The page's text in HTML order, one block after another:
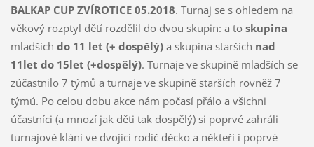
BALKAP CUP ZVÍROTICE 05.2018. Turnaj se s ohledem na
věkový rozptyl dětí rozdělil do dvou skupin: a to skupina
mladších do 11 let (+ dospělý)a skupina starších nad
11let do 15let (+dospělý). Turnaje ve skupině mladších se
zúčastnilo 7 týmů a turnaje ve skupině starších rovněž 7
týmů. Po celou dobu akce nám počasí přálo a všichni
účastníci (a mnozí jak děti tak dospělý) si poprvé zahráli
turnajové klání ve dvojici rodič děcko a někteří i poprvé